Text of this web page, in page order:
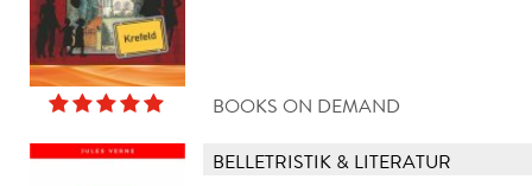
BOOKS ON DEMAND
BELLETRISTIK & LITERATUR